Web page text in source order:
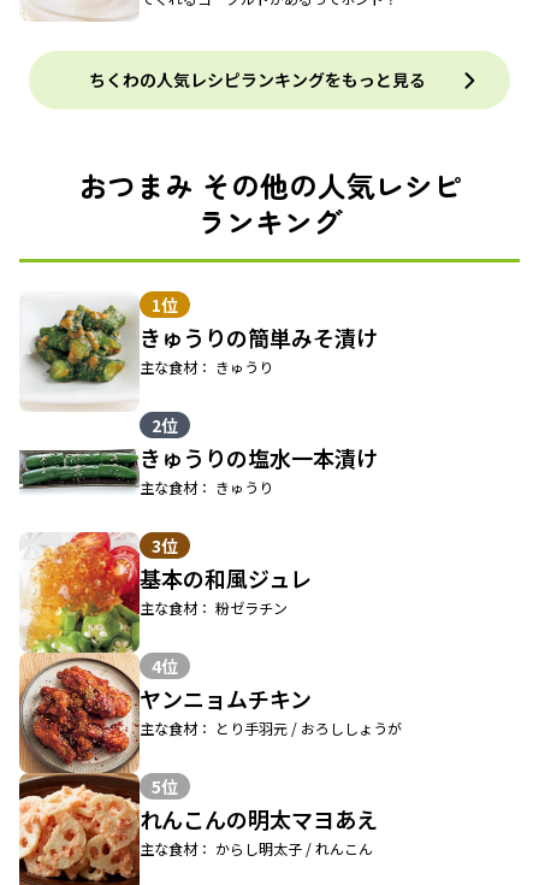
ちくわの人気レシピランキングをもっと見る
おつまみ その他の人気レシピ
ランキング
1位
きゅうりの簡単みそ漬け
主な食材： きゅうり
2位
きゅうりの塩水一本漬け
主な食材： きゅうり
3位
基本の和風ジュレ
主な食材： 粉ゼラチン
4位
ヤンニョムチキン
主な食材： とり手羽元 / おろししょうが
5位
れんこんの明太マヨあえ
主な食材： からし明太子 / れんこん